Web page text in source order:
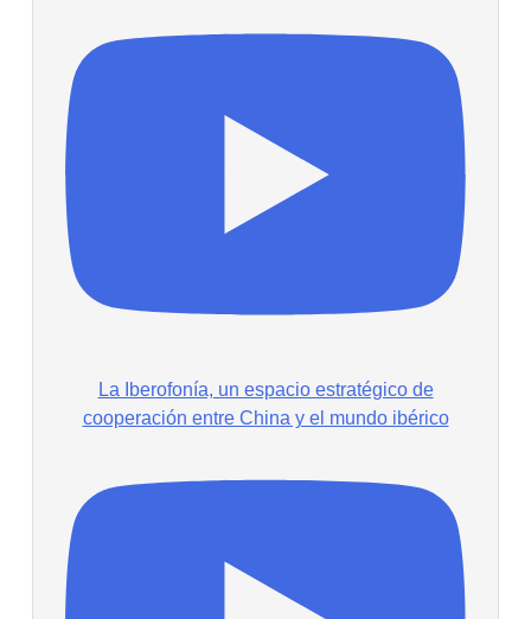
La Iberofonía, un espacio estratégico de
cooperación entre China y el mundo ibérico